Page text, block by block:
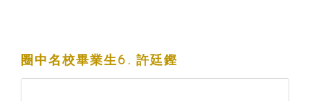
圈中名校畢業生6. 許廷鏗